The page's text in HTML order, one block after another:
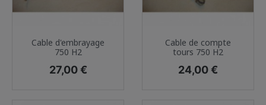
Cable d'embrayage
750 H2
Prix
27,00 €
Cable de compte
tours 750 H2
Prix
24,00 €